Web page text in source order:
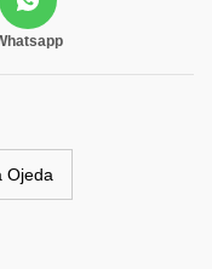
Ojeda